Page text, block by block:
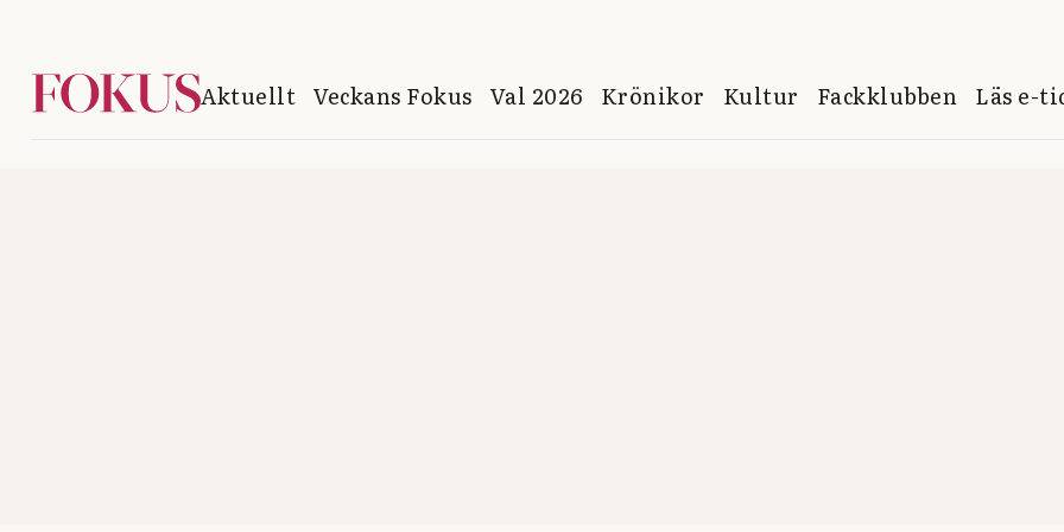
Aktuellt Veckans Fokus Val 2026 Krönikor Kultur Fackklubben Läs e-